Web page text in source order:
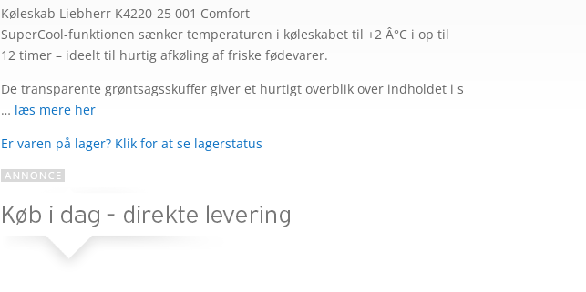
som4
ud af 5
baseret
på
kundebed
ømmels
er
Køleskab Liebherr K4220-25 001 Comfort
SuperCool-funktionen sænker temperaturen i køleskabet til +2 Â°C i op til
12 timer – ideelt til hurtig afkøling af friske fødevarer.
De transparente grøntsagsskuffer giver et hurtigt overblik over indholdet i s
… læs mere her
Er varen på lager? Klik for at se lagerstatus